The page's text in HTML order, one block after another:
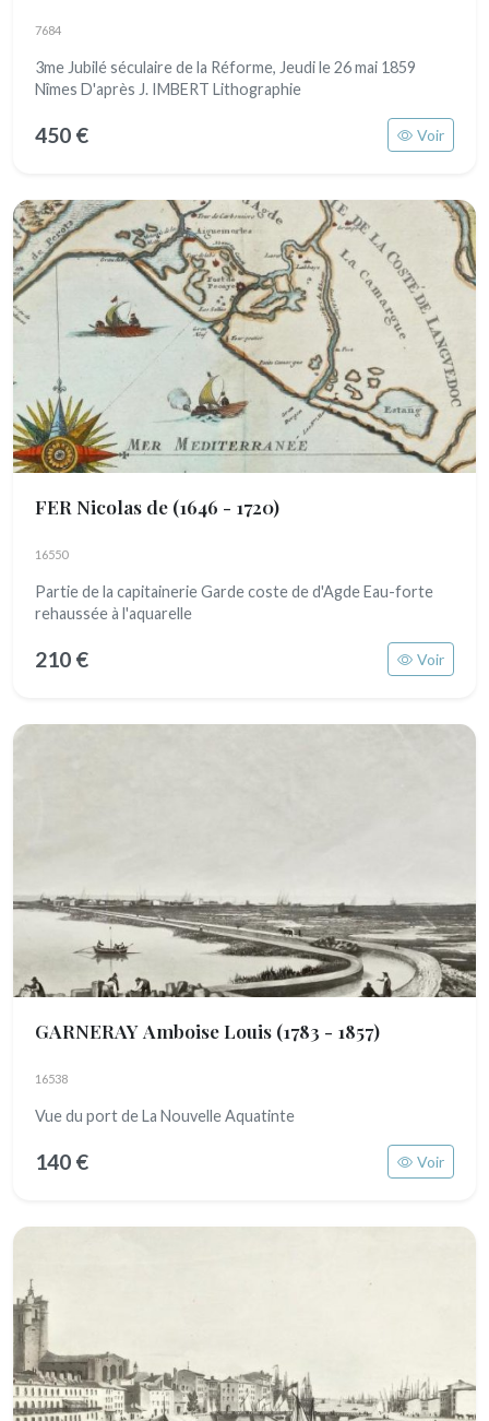
7684
3me Jubilé séculaire de la Réforme, Jeudi le 26 mai 1859
Nîmes D'après J. IMBERT Lithographie
450 € Voir
FER Nicolas de (1646 - 1720)
16550
Partie de la capitainerie Garde coste de d'Agde Eau-forte
rehaussée à l'aquarelle
210 € Voir
GARNERAY Amboise Louis (1783 - 1857)
16538
Vue du port de La Nouvelle Aquatinte
140 € Voir